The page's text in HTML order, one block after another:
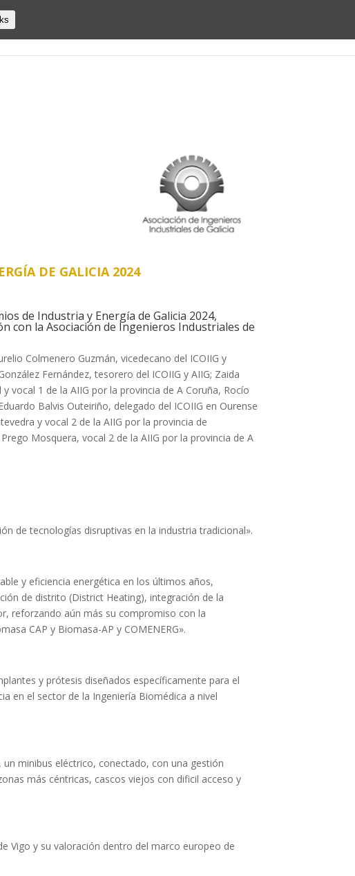
de Imágenes 2026
DE GALICIA 2024
de Industria y Energía de Galicia 2024,
con la Asociación de Ingenieros Industriales de
Colmenero Guzmán, vicedecano del ICOIIG y
Fernández, tesorero del ICOIIG y AIIG; Zaida
vocal 1 de la AIIG por la provincia de A Coruña, Rocío
Balvis Outeiriño, delegado del ICOIIG en Ourense
y vocal 2 de la AIIG por la provincia de
Mosquera, vocal 2 de la AIIG por la provincia de A
de tecnologías disruptivas en la industria tradicional».
y eficiencia energética en los últimos años,
de distrito (District Heating), integración de la
reforzando aún más su compromiso con la
CAP y Biomasa-AP y COMENERG».
y prótesis diseñados específicamente para el
en el sector de la Ingeniería Biomédica a nivel
un minibus eléctrico, conectado, con una gestión
más céntricas, cascos viejos con dificil acceso y
Vigo y su valoración dentro del marco europeo de